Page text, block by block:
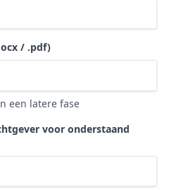
/ .pdf)
een latere fase
voor onderstaand